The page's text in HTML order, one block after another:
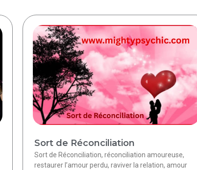
Sort de Réconciliation
Sort de Réconciliation, réconciliation amoureuse,
restaurer l’amour perdu, raviver la relation, amour